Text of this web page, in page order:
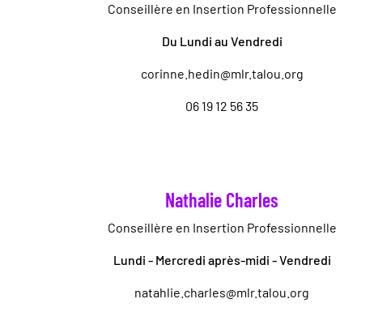
Conseillère en Insertion Professionnelle
Du Lundi au Vendredi
corinne.hedin@mlr.talou.org
06 19 12 56 35
Nathalie Charles
Conseillère en Insertion Professionnelle
Lundi - Mercredi après-midi - Vendredi
natahlie.charles@mlr.talou.org